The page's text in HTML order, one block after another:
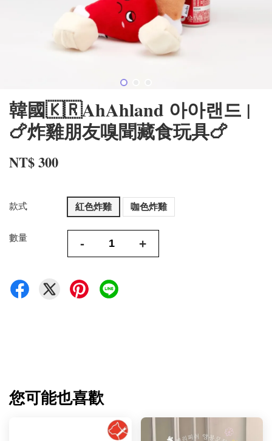
韓國🇰🇷AhAhland 아아랜드 |
🍗炸雞朋友嗅聞藏食玩具🍗
NT$ 300
款式 紅色炸雞 咖色炸雞
數量 - +
您可能也喜歡